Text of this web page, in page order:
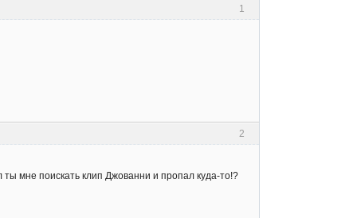
1
2
мне поискать клип Джованни и пропал куда-то!?